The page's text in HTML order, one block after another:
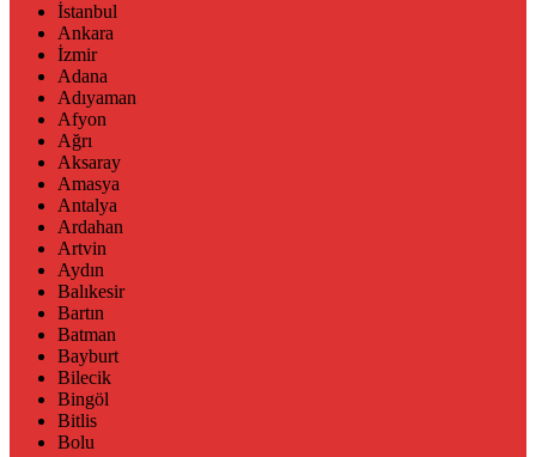
İstanbul
Ankara
İzmir
Adana
Adıyaman
Afyon
Ağrı
Aksaray
Amasya
Antalya
Ardahan
Artvin
Aydın
Balıkesir
Bartın
Batman
Bayburt
Bilecik
Bingöl
Bitlis
Bolu